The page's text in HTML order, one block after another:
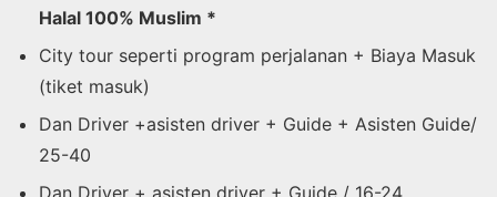
Halal 100% Muslim *
City tour seperti program perjalanan + Biaya Masuk
(tiket masuk)
Dan Driver +asisten driver + Guide + Asisten Guide/
25-40